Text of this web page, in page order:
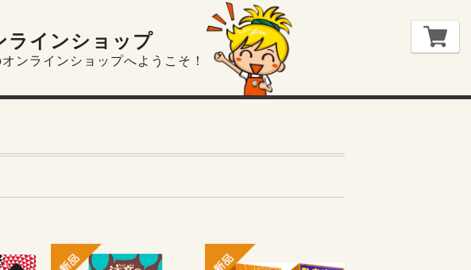
ラインショップ
ンラインショップへようこそ！